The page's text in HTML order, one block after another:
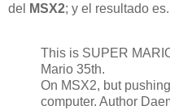
del
MSX2; y el resultado
This is SUPER
Mario 35th.
On MSX2, but
computer. Author